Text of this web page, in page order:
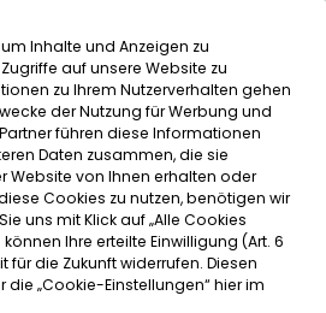
Inhalt der Seite anspringen
Informationen undMENÜ
SERVICE
des Marktgemeinderates vom
Inhalte und Anzeigen zu
auf unsere Website zu
zu Ihrem Nutzerverhalten gehen
der Nutzung für Werbung und
führen diese Informationen
Daten zusammen, die sie
Website von Ihnen erhalten oder
Cookies zu nutzen, benötigen wir
uns mit Klick auf „Alle Cookies
Ihre erteilte Einwilligung (Art. 6
für die Zukunft widerrufen. Diesen
die „Cookie-Einstellungen“ hier im